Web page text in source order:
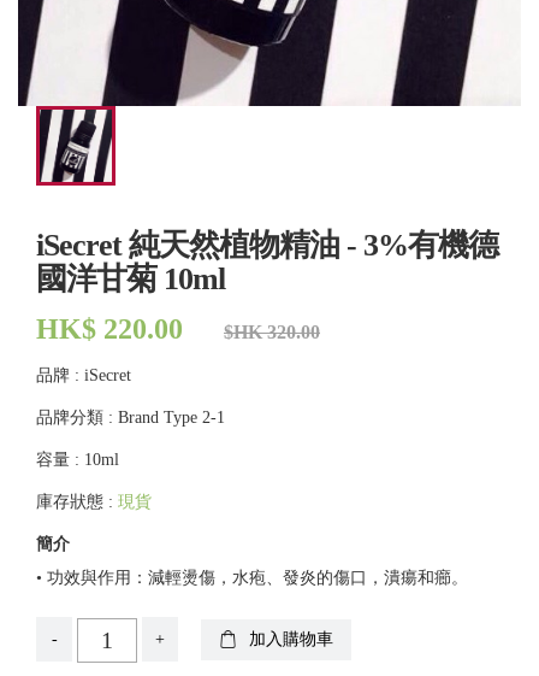
iSecret 純天然植物精油 - 3%有機德
國洋甘菊 10ml
HK$ 220.00 $HK 320.00
品牌 : iSecret
品牌分類 : Brand Type 2-1
容量 : 10ml
庫存狀態 : 現貨
簡介
• 功效與作用：減輕燙傷，水疱、發炎的傷口，潰瘍和癤。
- + 加入購物車